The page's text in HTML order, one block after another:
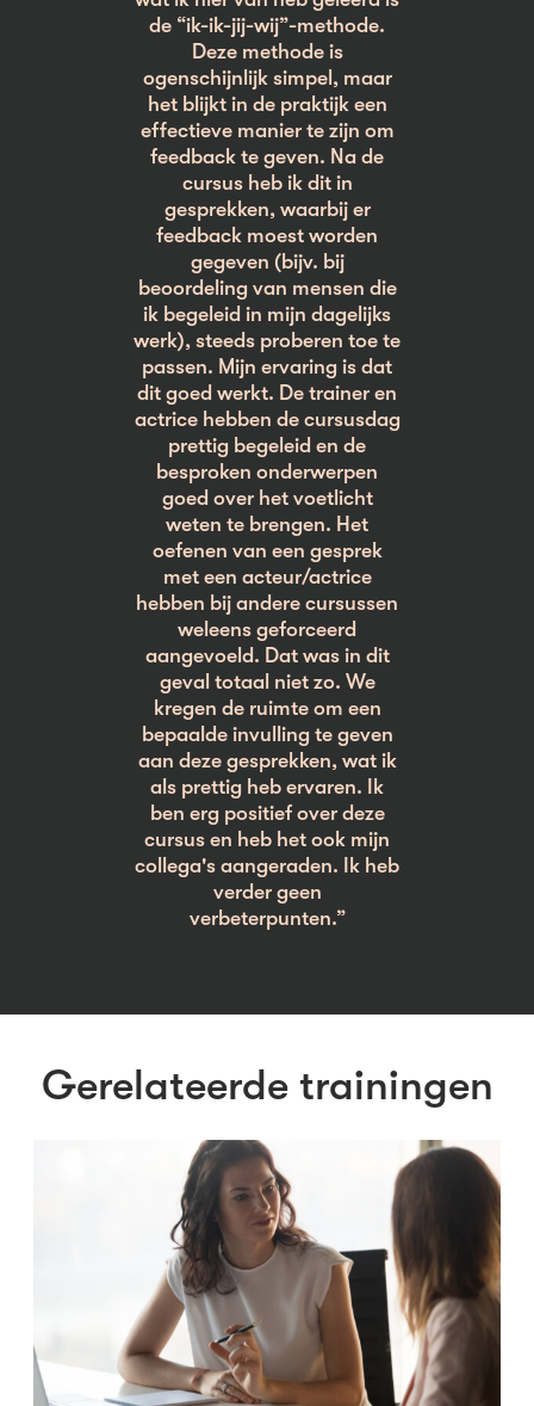
de “ik-ik-jij-wij”-methode.
Deze methode is
ogenschijnlijk simpel, maar
het blijkt in de praktijk een
effectieve manier te zijn om
feedback te geven. Na de
cursus heb ik dit in
gesprekken, waarbij er
feedback moest worden
gegeven (bijv. bij
beoordeling van mensen die
ik begeleid in mijn dagelijks
werk), steeds proberen toe te
passen. Mijn ervaring is dat
dit goed werkt. De trainer en
actrice hebben de cursusdag
prettig begeleid en de
besproken onderwerpen
goed over het voetlicht
weten te brengen. Het
oefenen van een gesprek
met een acteur/actrice
hebben bij andere cursussen
weleens geforceerd
aangevoeld. Dat was in dit
geval totaal niet zo. We
kregen de ruimte om een
bepaalde invulling te geven
aan deze gesprekken, wat ik
als prettig heb ervaren. Ik
ben erg positief over deze
cursus en heb het ook mijn
collega's aangeraden. Ik heb
verder geen
verbeterpunten.”
Gerelateerde trainingen